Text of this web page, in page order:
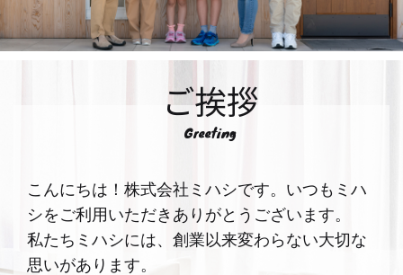
ご挨拶
Greeting
こんにちは！株式会社ミハシです。いつもミハ
シをご利用いただきありがとうございます。
私たちミハシには、創業以来変わらない大切な
思いがあります。